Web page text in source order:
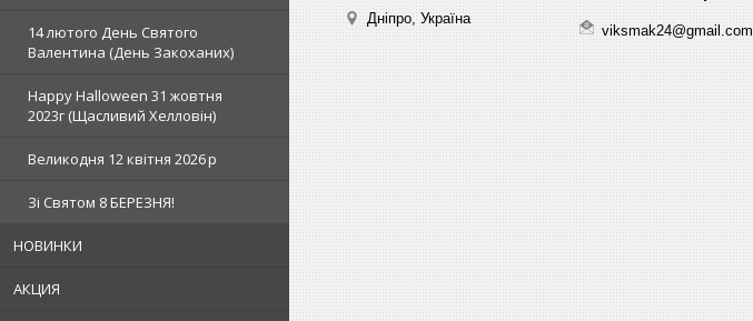
14 лютого День Святого
Валентина (День Закоханих)
Happy Halloween 31 жовтня
2023г (Щасливий Хелловін)
Великодня 12 квітня 2026 р
Зi Святом 8 БЕРЕЗНЯ!
НОВИНКИ
АКЦИЯ
Дніпро, Україна
viksmak24@gmail.com